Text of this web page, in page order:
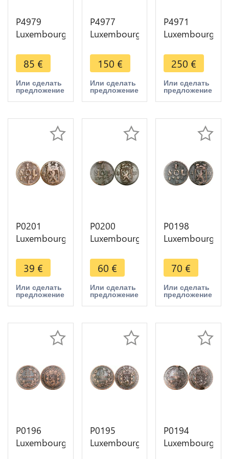
P4979
Luxembourg
Josef II
1784
Brüssel ->
Make offer
85 €
Или сделать
предложение
P4977
Luxembourg
1870 Barth
AU++ ->
Make offer
150 €
Или сделать
предложение
P4971
Luxembourg
1870 Barth
UNC ->
Make offer
250 €
Или сделать
предложение
P0201
Luxembourg
II 1795 ->
Make offer
39 €
Или сделать
предложение
P0200
Luxembourg
II 1795 ->
Make offer
60 €
Или сделать
предложение
P0198
Luxembourg
II 1795 ->
Make offer
70 €
Или сделать
предложение
P0196
Luxembourg
P0195
Luxembourg
P0194
Luxembourg